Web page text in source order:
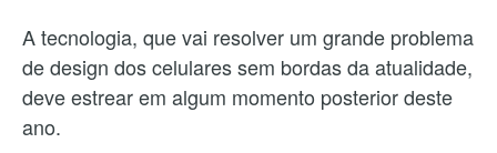
A tecnologia, que vai resolver um grande problema
de design dos celulares sem bordas da atualidade,
deve estrear em algum momento posterior deste
ano.